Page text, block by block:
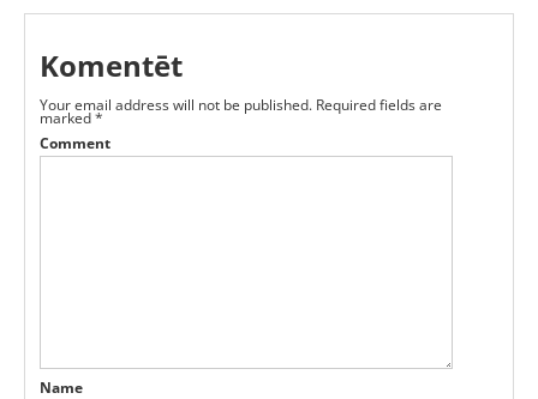
Komentēt
Your email address will not be published. Required fields are
marked*
Comment
Name